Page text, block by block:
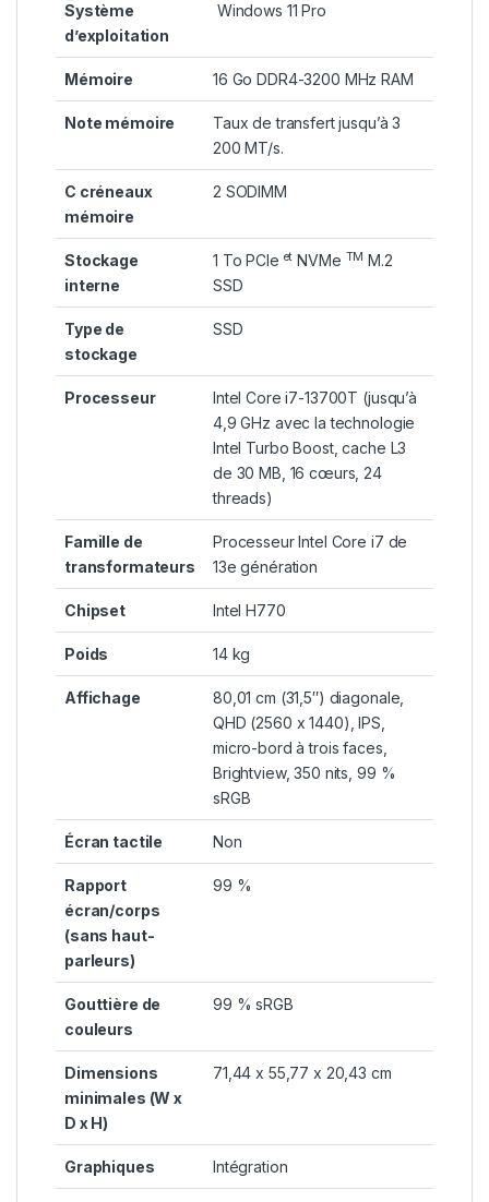
Système
d’exploitation
Windows 11 Pro
Mémoire 16 Go DDR4-3200 MHz RAM
Note mémoire
Taux de transfert jusqu’à 3
200 MT/s.
C créneaux
mémoire
2 SODIMM
Stockage
interne
1 To PCIe et NVMe TM M.2
SSD
Type de
stockage
SSD
Processeur
Intel Core i7-13700T (jusqu’à
4,9 GHz avec la technologie
Intel Turbo Boost, cache L3
de 30 MB, 16 cœurs, 24
threads)
Famille de
transformateurs
Processeur Intel Core i7 de
13e génération
Chipset Intel H770
Poids 14 kg
Affichage
80,01 cm (31,5″) diagonale,
QHD (2560 x 1440), IPS,
micro-bord à trois faces,
Brightview, 350 nits, 99 %
sRGB
Écran tactile Non
Rapport
écran/corps
(sans haut-
parleurs)
99 %
Gouttière de
couleurs
99 % sRGB
Dimensions
minimales (W x
D x H)
71,44 x 55,77 x 20,43 cm
Graphiques Intégration